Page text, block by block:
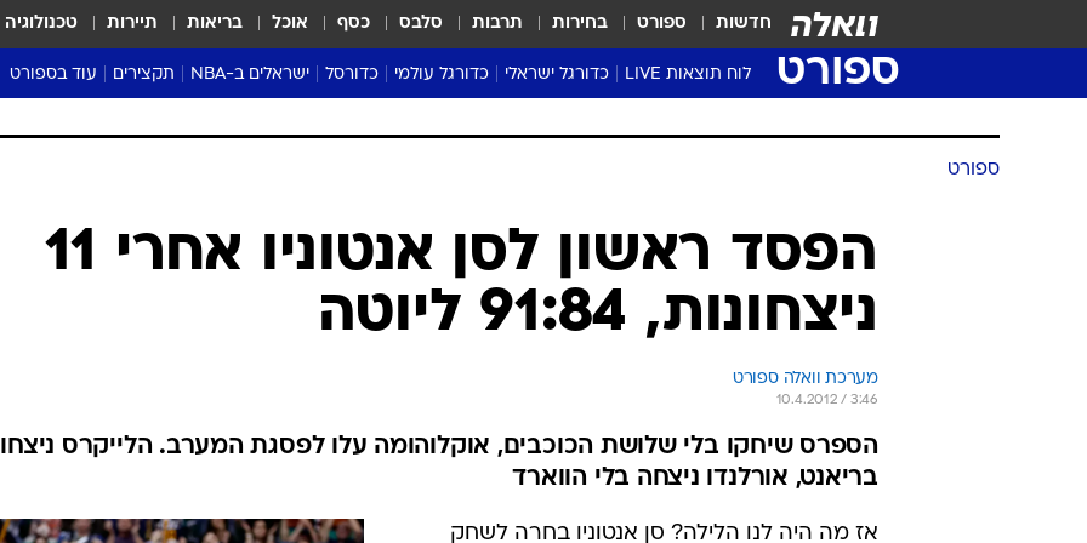
חדשות ספורט בחירות תרבות סלבס כסף אוכל בריאות תיירות טכנולוגיה
ספורט לוח תוצאות LIVE כדורגל ישראלי
שגרירים
נבחרות ישראל
ליגה לאומית
כדורגל עולמי
ליגה צרפתית
ליגת האלופות
הליגה האירופית
כדורסל
נבחרות ישראל בכדורסל
כדורסל נשים
ישראלים ב-NBA תקצירים עוד בספורט
פודקאסטים
טראש טוק
פוקר
הפסד ראשון לסן אנטוניו אחרי 11